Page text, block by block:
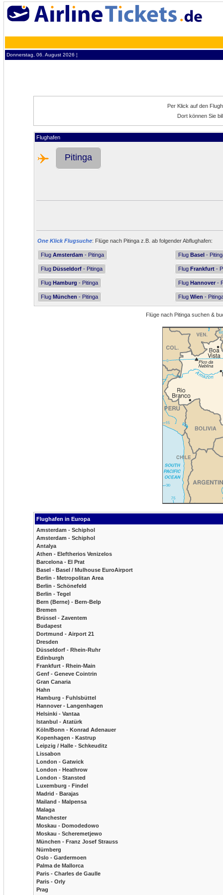
Donnerstag, 06. August 2026 ¦
Per Klick auf den
Dort können Sie
Flughafen
Pitinga
One Klick Flugsuche: Flüge nach Pitinga z.B. ab folgender Abflughafen:
Flug Amsterdam - Pitinga Flug Basel -
Flug Düsseldorf - Pitinga Flug Frankfurt -
Flug Hamburg - Pitinga Flug Hannover -
Flug München - Pitinga Flug Wien -
Flughafen in Europa
Amsterdam - Schiphol
Amsterdam - Schiphol
Antalya
Athen - Eleftherios Venizelos
Barcelona - El Prat
Basel - Basel / Mulhouse EuroAirport
Berlin - Metropolitan Area
Berlin - Schönefeld
Berlin - Tegel
Bern (Berne) - Bern-Belp
Bremen
Brüssel - Zaventem
Budapest
Dortmund - Airport 21
Dresden
Düsseldorf - Rhein-Ruhr
Edinburgh
Frankfurt - Rhein-Main
Genf - Geneve Cointrin
Gran Canaria
Hahn
Hamburg - Fuhlsbüttel
Hannover - Langenhagen
Helsinki - Vantaa
Istanbul - Atatürk
Köln/Bonn - Konrad Adenauer
Kopenhagen - Kastrup
Leipzig / Halle - Schkeuditz
Lissabon
London - Gatwick
London - Heathrow
London - Stansted
Luxemburg - Findel
Madrid - Barajas
Mailand - Malpensa
Malaga
Manchester
Moskau - Domodedowo
Moskau - Scheremetjewo
München - Franz Josef Strauss
Nürnberg
Oslo - Gardermoen
Palma de Mallorca
Paris - Charles de Gaulle
Paris - Orly
Prag